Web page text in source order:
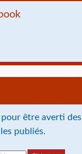
être averti des
publiés.